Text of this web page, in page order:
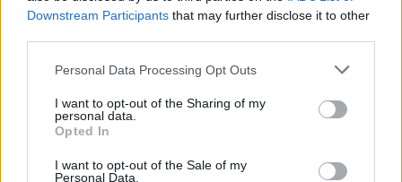
Downstream Participants that may further disclose it to other
Personal Data Processing Opt Outs
I want to opt-out of the Sharing of my
personal data.
Opted In
I want to opt-out of the Sale of my
Personal Data.
Alarcón
lenguajes de